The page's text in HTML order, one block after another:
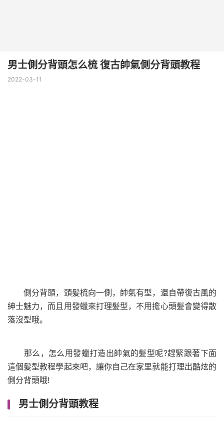
男士側分背頭怎么梳 復古帥氣側分背頭教程
2022-03-11
側分背頭，頭髪梳向一側，帥氣有型，還自帶復古風的
紳士魅力，而且用發蠟來打理髪型，不用擔心頭髪會變得散
落沒型哦。
那么，怎么用發蠟打造出帥氣的髪型呢?趕緊跟著下面
這個髪型教程學起來吧，讓你自己在家里就能打理出酷炫的
側分背頭哦!
男士側分背頭教程